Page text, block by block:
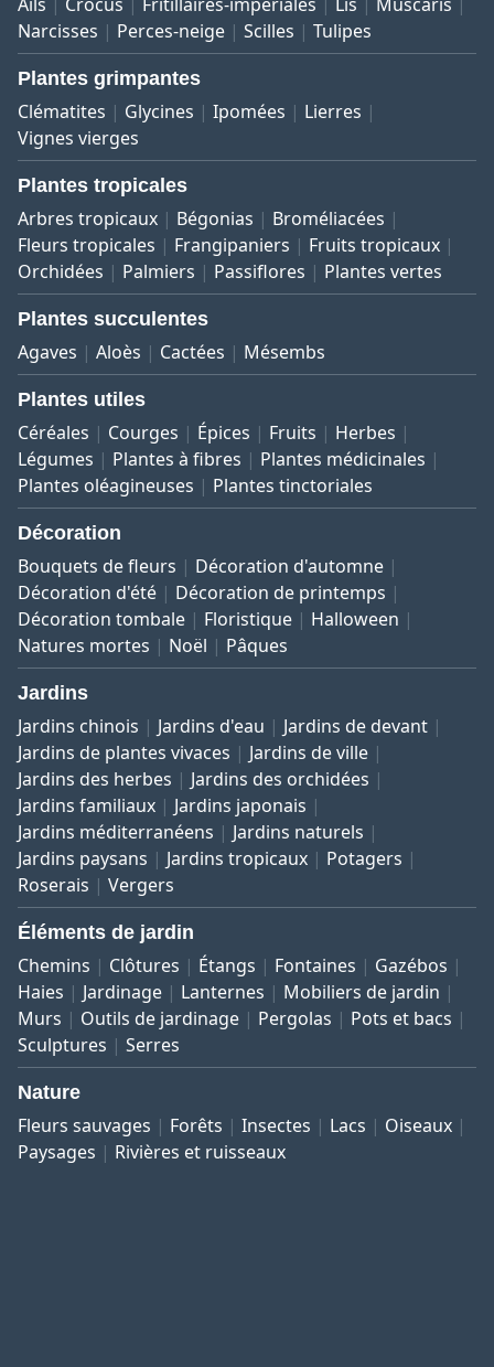
Narcisses
Perces-neige Scilles Tulipes
Plantes grimpantes
Clématites Glycines Ipomées
Lierres
Vignes vierges
Plantes tropicales
Arbres tropicaux Bégonias
Broméliacées
Fleurs tropicales
Frangipaniers
Fruits tropicaux
Orchidées
Palmiers Passiflores Plantes vertes
Plantes succulentes
Agaves Aloès Cactées Mésembs
Plantes utiles
Céréales Courges Épices Fruits
Herbes
Légumes
Plantes à fibres
Plantes médicinales
Plantes oléagineuses
Plantes tinctoriales
Décoration
Bouquets de fleurs
Décoration d'automne
Décoration d'été
Décoration de printemps
Décoration tombale
Floristique
Halloween
Natures mortes
Noël Pâques
Jardins
Jardins chinois Jardins d'eau
Jardins de devant
Jardins de plantes vivaces
Jardins de ville
Jardins des herbes
Jardins des orchidées
Jardins familiaux
Jardins japonais
Jardins méditerranéens
Jardins naturels
Jardins paysans
Jardins tropicaux
Potagers
Roserais
Vergers
Éléments de jardin
Chemins Clôtures Étangs Fontaines
Gazébos
Haies
Jardinage Lanternes
Mobiliers de jardin
Murs
Outils de jardinage Pergolas
Pots et bacs
Sculptures
Serres
Nature
Fleurs sauvages Forêts Insectes Lacs
Oiseaux
Paysages
Rivières et ruisseaux